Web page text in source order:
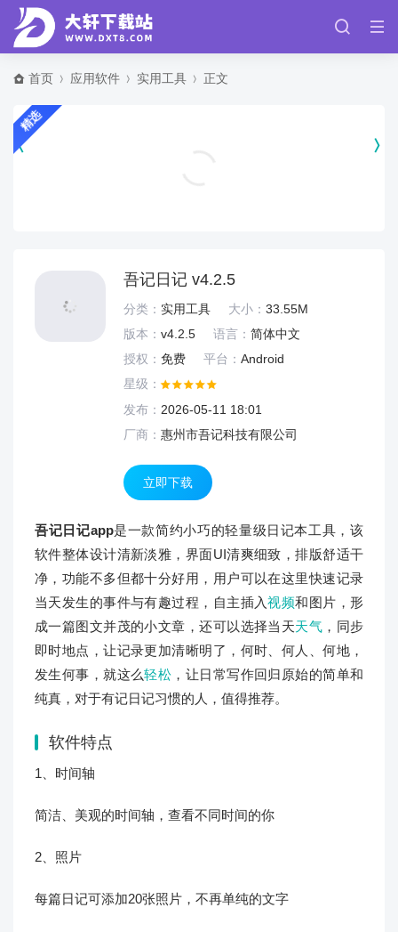
首页 应用软件 实用工具 正文
精选
吾记日记 v4.2.5
分类： 实用工具 大小： 33.55M
版本： v4.2.5 语言： 简体中文
授权： 免费 平台： Android
星级：
发布： 2026-05-11 18:01
厂商： 惠州市吾记科技有限公司
立即下载
吾记日记app是一款简约小巧的轻量级日记本工具，该
软件整体设计清新淡雅，界面UI清爽细致，排版舒适干
净，功能不多但都十分好用，用户可以在这里快速记录
当天发生的事件与有趣过程，自主插入视频和图片，形
成一篇图文并茂的小文章，还可以选择当天天气 ，同步
即时地点，让记录更加清晰明了，何时、何人、何地，
发生何事，就这么轻松 ，让日常写作回归原始的简单和
纯真，对于有记日记习惯的人，值得推荐。
软件特点
1、时间轴
简洁、美观的时间轴，查看不同时间的你
2、照片
每篇日记可添加20张照片，不再单纯的文字